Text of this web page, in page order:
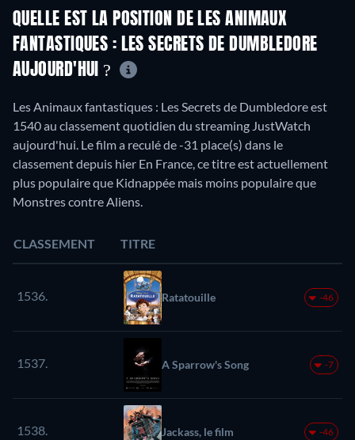
QUELLE EST LA POSITION DE LES ANIMAUX
FANTASTIQUES : LES SECRETS DE DUMBLEDORE
AUJOURD'HUI ?
Les Animaux fantastiques : Les Secrets de Dumbledore est
1540 au classement quotidien du streaming JustWatch
aujourd'hui. Le film a reculé de -31 place(s) dans le
classement depuis hier En France, ce titre est actuellement
plus populaire que Kidnappée mais moins populaire que
Monstres contre Aliens.
CLASSEMENT TITRE
1536. Ratatouille -46
1537. A Sparrow's Song -7
1538. Jackass, le film -46